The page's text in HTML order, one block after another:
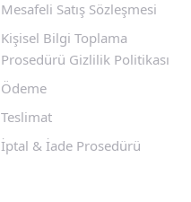
Mesafeli Satış Sözleşmesi
Kişisel Bilgi Toplama
Prosedürü Gizlilik Politikası
Ödeme
Teslimat
İptal & İade Prosedürü